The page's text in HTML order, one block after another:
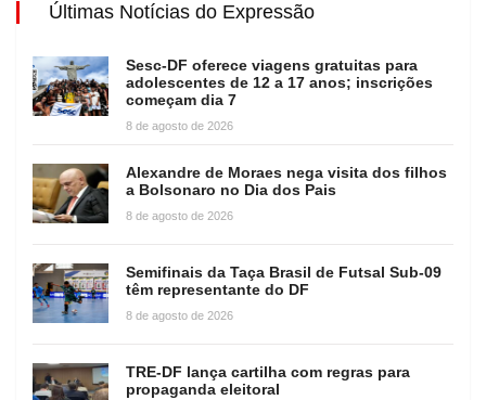
Últimas Notícias do Expressão
Sesc-DF oferece viagens gratuitas para
adolescentes de 12 a 17 anos; inscrições
começam dia 7
8 de agosto de 2026
Alexandre de Moraes nega visita dos filhos
a Bolsonaro no Dia dos Pais
8 de agosto de 2026
Semifinais da Taça Brasil de Futsal Sub-09
têm representante do DF
8 de agosto de 2026
TRE-DF lança cartilha com regras para
propaganda eleitoral